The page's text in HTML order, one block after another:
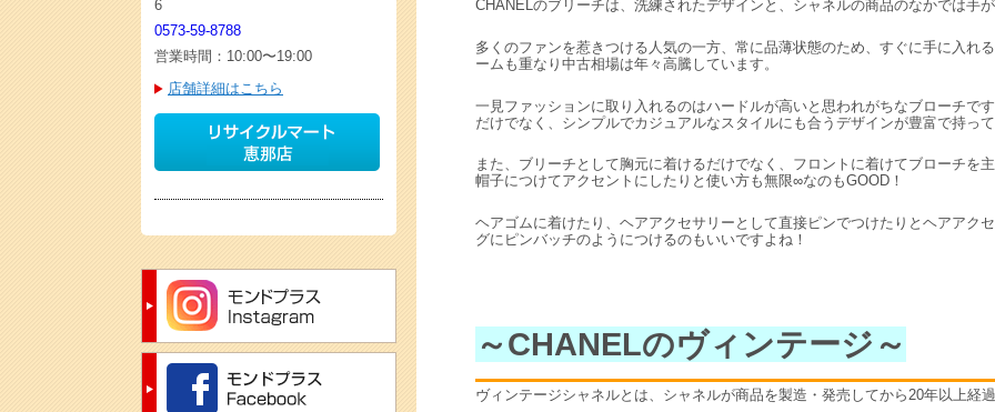
CHANELのブリーチは、洗練されたデザインと、シャネルの商品のなかでは手
多くのファンを惹きつける人気の一方、常に品薄状態のため、すぐに手に入れ
ームも重なり中古相場は年々高騰しています。
一見ファッションに取り入れるのはハードルが高いと思われがちなブローチで
だけでなく、シンプルでカジュアルなスタイルにも合うデザインが豊富で持っ
また、ブリーチとして胸元に着けるだけでなく、フロントに着けてブローチを
帽子につけてアクセントにしたりと使い方も無限∞なのもGOOD！
ヘアゴムに着けたり、ヘアアクセサリーとして直接ピンでつけたりとヘアアク
グにピンバッチのようにつけるのもいいですよね！
～CHANELのヴィンテージ～
ヴィンテージシャネルとは、シャネルが商品を製造・発売してから20年以上経
6
0573-59-8788
営業時間：10:00〜19:00
店舗詳細はこちら